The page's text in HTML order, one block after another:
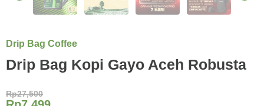
Drip Bag Coffee
Drip Bag Kopi Gayo Aceh Robusta
Rp27,500